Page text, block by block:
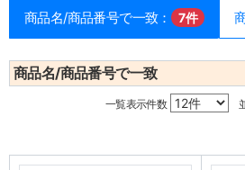
商品名/商品番号で一致： 7件
商品名/商品番号で一致
一覧表示件数